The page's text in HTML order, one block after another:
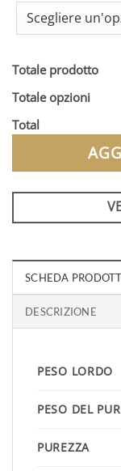
Totale prodotto
Totale opzioni
Total
SCHEDA
DESCRIZIONE
PESO LORDO
PESO DEL
PUREZZA